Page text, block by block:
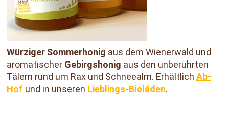
Würziger Sommerhonig aus dem Wienerwald und
aromatischer Gebirgshonig aus den unberührten
Tälern rund um Rax und Schneealm. Erhältlich Ab-
Hof und in unseren Lieblings-Bioläden.